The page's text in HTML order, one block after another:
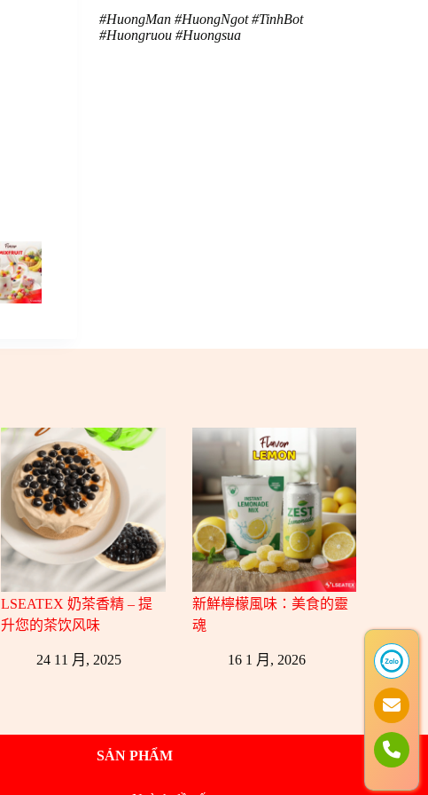
#HuongMan #HuongNgot #TinhBot
#Huongruou #Huongsua
LSEATEX 奶茶香精 – 提
升您的茶饮风味
24 11 月, 2025
新鮮檸檬風味：美食的靈
魂
16 1 月, 2026
SẢN PHẨM